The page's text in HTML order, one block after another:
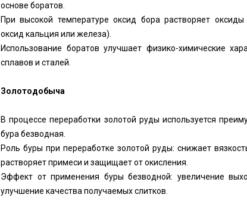
основе боратов.
При высокой температуре оксид бора растворяет оксиды
оксид кальция или железа).
Использование боратов улучшает физико-химические
сплавов и сталей.
Золотодобыча
В процессе переработки золотой руды используется
бура безводная.
Роль буры при переработке золотой руды: снижает
растворяет примеси и защищает от окисления.
Эффект от применения буры безводной: увеличение
улучшение качества получаемых слитков.